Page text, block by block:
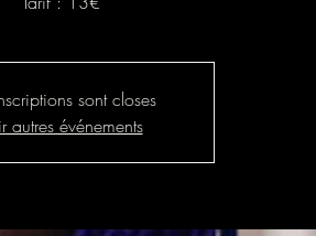
sont closes
autres événements